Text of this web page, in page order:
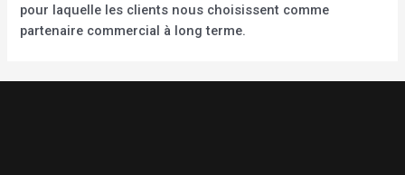
pour laquelle les clients nous choisissent comme
partenaire commercial à long terme.